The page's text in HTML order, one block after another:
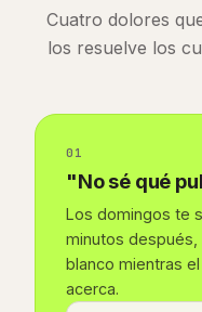
Cuatro dolores
los resuelve los
01
"No sé qué
Los domingos te
minutos después,
blanco mientras
acerca.